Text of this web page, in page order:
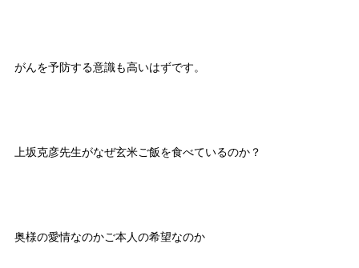
がんを予防する意識も高いはずです。
上坂克彦先生がなぜ玄米ご飯を食べているのか？
奥様の愛情なのかご本人の希望なのか